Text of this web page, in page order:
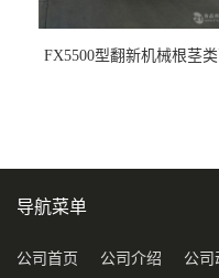
FX5500型翻新机械根茎
导航菜单
公司首页 公司介绍 公司